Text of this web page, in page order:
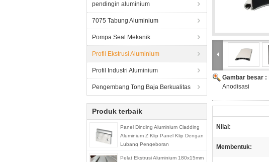
pendingin aluminium
7075 Tabung Aluminium
Pompa Seal Mekanik
Profil Ekstrusi Aluminium
Profil Industri Aluminium
Pengembang Tong Baja Berkualitas
Produk terbaik
Panel Dinding Aluminium Cladding
Aluminium Z Klip Panel Klip Dengan
Lubang Pengeboran
Pelat Ekstrusi Aluminium 180x15mm
Gambar besar :
Anodisasi
Nilai:
Membentuk: